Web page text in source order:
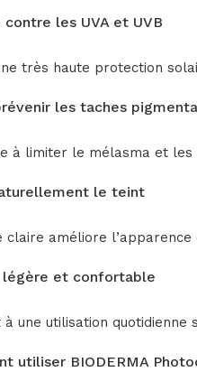
contre les UVA et UVB
très haute protection
les taches
à limiter le mélasma et les
le teint
claire améliore
légère et confortable
à une utilisation quotidienne
utiliser BIODERMA